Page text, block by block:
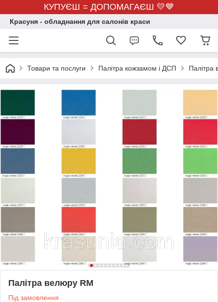
КУПУЄШ = ДОПОМАГАЄШ 💛💙
Красуня - обладнання для салонів краси
Товари та послуги Палітра кожзамом і ДСП Палітра
Палітра велюру RM
Під замовлення